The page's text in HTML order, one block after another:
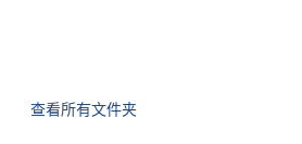
查看所有文件夹